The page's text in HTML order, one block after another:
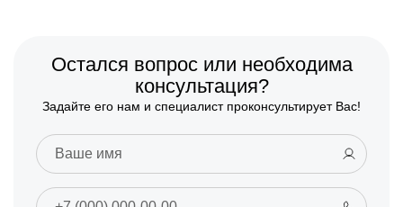
Остался вопрос или необходима
консультация?
Задайте его нам и специалист проконсультирует Вас!